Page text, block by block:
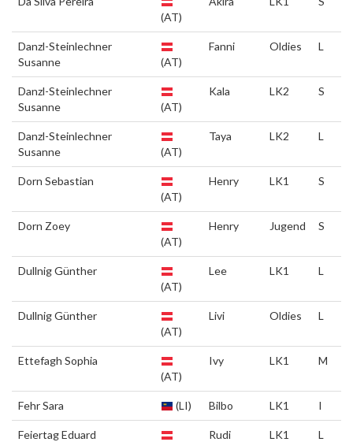
(AT)
Danzl-Steinlechner
Susanne
(AT)
Fanni Oldies L
Danzl-Steinlechner
Susanne
(AT)
Kala LK2 S
Danzl-Steinlechner
Susanne
(AT)
Taya LK2 L
Dorn Sebastian
(AT)
Henry LK1 S
Dorn Zoey
(AT)
Henry Jugend S
Dullnig Günther
(AT)
Lee LK1 L
Dullnig Günther
(AT)
Livi Oldies L
Ettefagh Sophia
(AT)
Ivy LK1 M
Fehr Sara (LI) Bilbo LK1 I
Feiertag Eduard
Rudi LK1 L